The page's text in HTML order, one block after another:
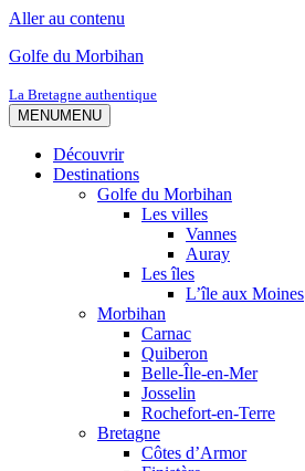
Aller au contenu
Golfe du Morbihan
La Bretagne authentique
MENUMENU
Découvrir
Destinations
Golfe du Morbihan
Les villes
Vannes
Auray
Les îles
L’île aux Moines
Morbihan
Carnac
Quiberon
Belle-Île-en-Mer
Josselin
Rochefort-en-Terre
Bretagne
Côtes d’Armor